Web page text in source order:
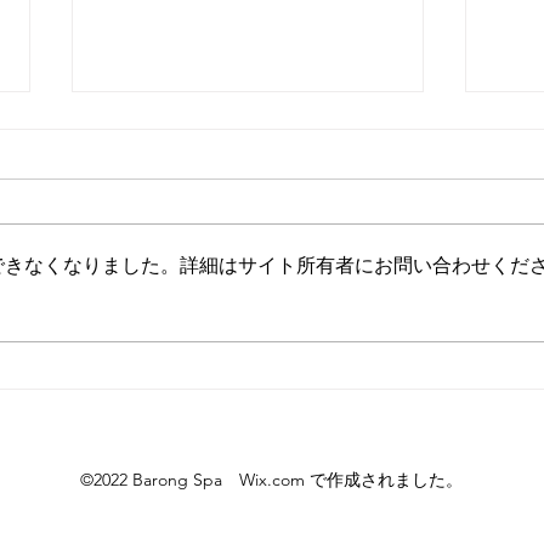
どん
なくなりました。詳細はサイト所有者にお問い合わせくださ
©2022 Barong Spa Wix.com で作成されました。